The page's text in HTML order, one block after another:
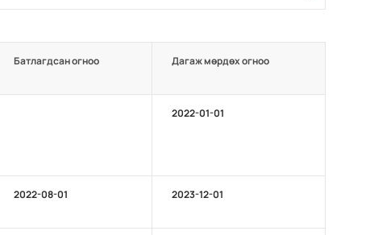
Батлагдсан огноо Дагаж мөрдөх огноо
2022-01-01
2022-08-01 2023-12-01